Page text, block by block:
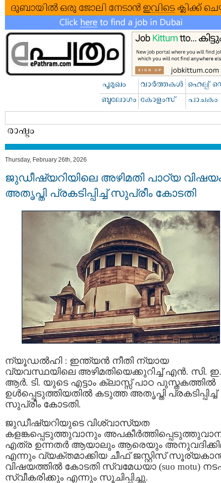
Thursday, February 26th, 2026
ജുഡീഷ്യറിയിലെ അഴിമതി പാഠ്യ
അതൃപ്തി പ്രകടിപ്പിച്ച് സുപ്രീം കോടതി
ന്യൂഡൽഹി : ഇന്ത്യൻ നീതി ന്യായ
വ്യവസ്ഥയിലെ അഴിമതിയെക്കുറിച്ച് എൻ. സി. ഇ.
ആർ. ടി. യുടെ എട്ടാം ക്ലാസ്സ് പാഠ പുസ്തകത്തിൽ
ഉൾപ്പെടുത്തിയതിൽ കടുത്ത അതൃപ്തി പ്രകടിപ്പിച്ച്
സുപ്രീം കോടതി.
ജുഡീഷ്യറിയുടെ വിശ്വാസ്യത
കളങ്കപ്പെടുത്തുവാനും
എത്ര ഉന്നതർ ആയാലും ആരെയും
എന്നും വ്യക്തമാക്കിയ ചീഫ് ജസ്റ്റിസ്
വിഷയത്തിൽ കോടതി സ്വമേധയാ (suo motu)
സ്വീകരിക്കും എന്നും സൂചിപ്പിച്ചു.